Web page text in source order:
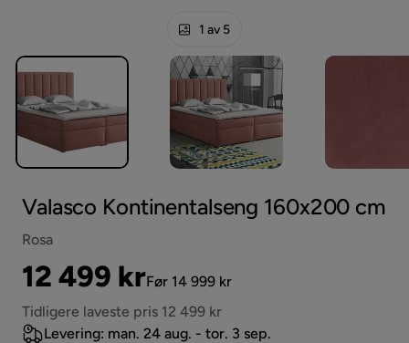
1 av 5
Valasco Kontinentalseng 160x200 cm
Rosa
Pris
12 499 kr
Original
Pris
Før 14 999 kr
Tidligere laveste pris 12 499 kr
Levering: man. 24 aug. - tor. 3 sep.